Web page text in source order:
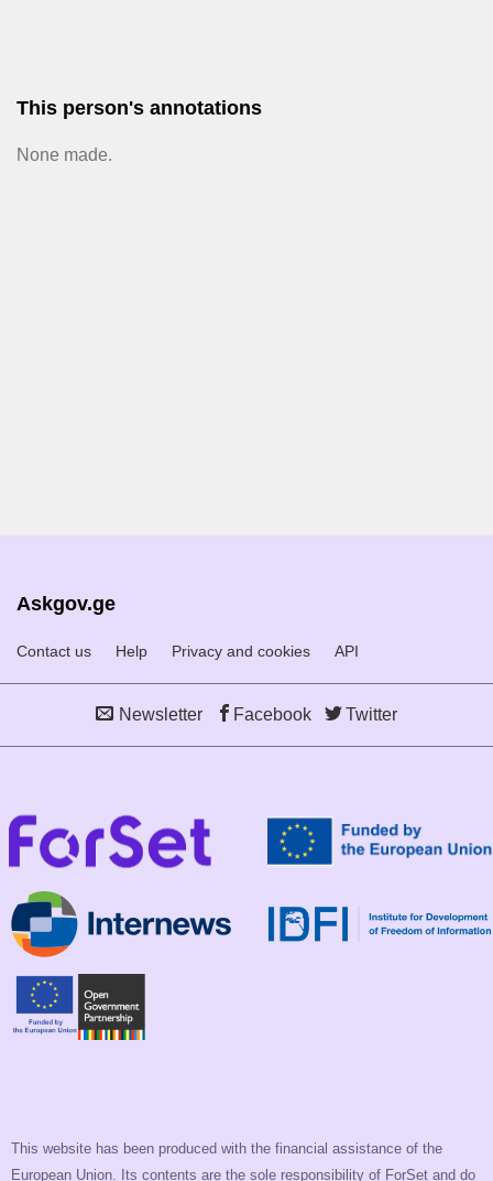
This person's annotations
None made.
Askgov.ge
Contact us Help Privacy and cookies API
Newsletter Facebook Twitter
This website has been produced with the financial assistance of the
European Union. Its contents are the sole responsibility of ForSet and do